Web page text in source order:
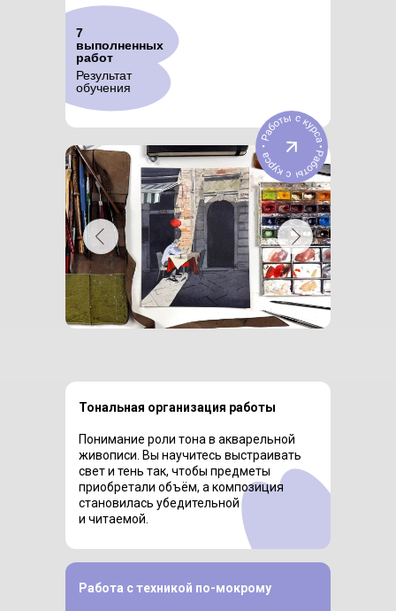
Результат
обучения
7
выполненных
работ
Работа с техникой по-мокрому
Тональная организация работы
Понимание роли тона в акварельной
живописи. Вы научитесь выстраивать
свет и тень так, чтобы предметы
приобретали объём, а композиция
становилась убедительной
и читаемой.